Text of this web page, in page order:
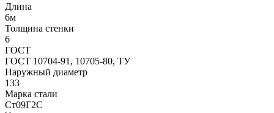
Длина
6м
Толщина стенки
6
ГОСТ
ГОСТ 10704-91, 10705-80, ТУ
Наружный диаметр
133
Марка стали
Ст09Г2С